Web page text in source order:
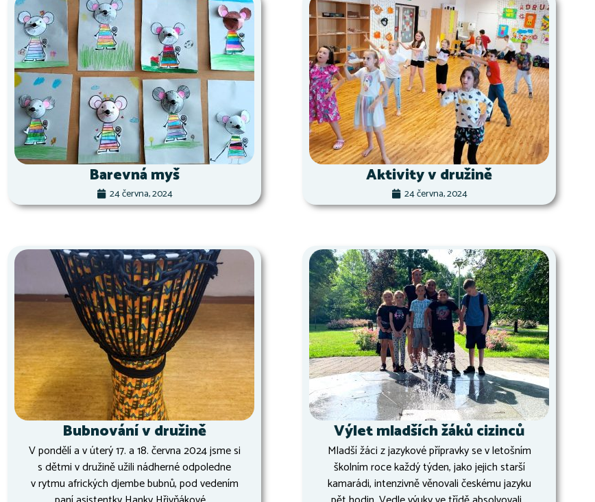
Barevná myš
24 června, 2024
Aktivity v družině
24 června, 2024
Bubnování v družině
V pondělí a v úterý 17. a 18. června 2024 jsme si
s dětmi v družině užili nádherné odpoledne
v rytmu afrických djembe bubnů, pod vedením
Výlet mladších žáků cizinců
Mladší žáci z jazykové přípravky se v letošním
školním roce každý týden, jako jejich starší
kamarádi, intenzivně věnovali českému jazyku